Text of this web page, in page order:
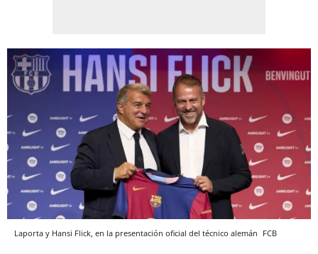
Laporta y Hansi Flick, en la presentación oficial del técnico alemán FCB